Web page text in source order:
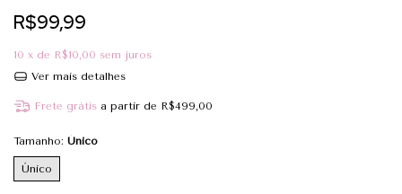
R$99,99
10 x de R$10,00 sem juros
Ver mais detalhes
Frete grátis a partir de R$499,00
Tamanho: Único
Único